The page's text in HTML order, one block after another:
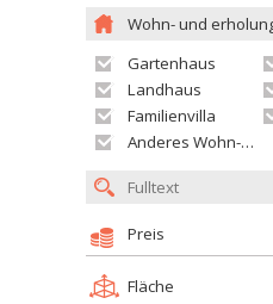
Wohn- und
Gartenhaus
Landhaus
Familienvilla
Anderes Wohn- oder Ferienobjekt
Preis
Fläche